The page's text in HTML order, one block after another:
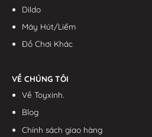
Dildo
Máy Hút/Liếm
Đồ Chơi Khác
VỀ CHÚNG TÔI
Về Toyxinh.
Blog
Chính sách giao hàng